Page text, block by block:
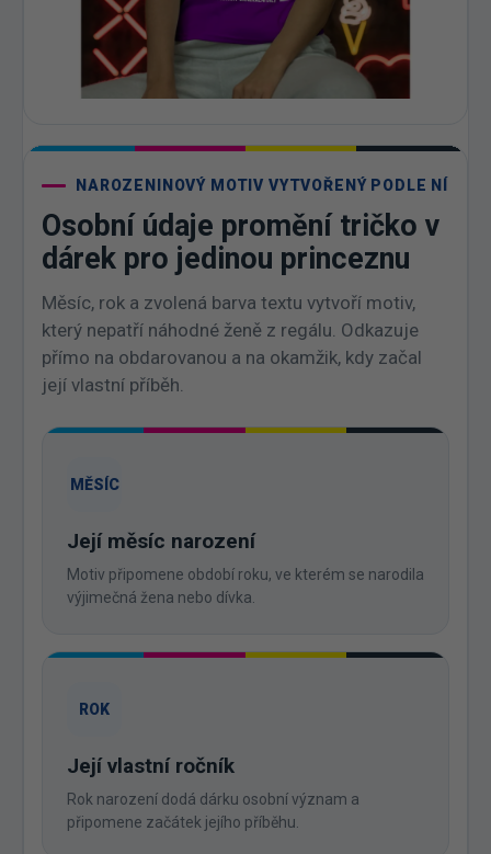
NAROZENINOVÝ MOTIV VYTVOŘENÝ PODLE NÍ
Osobní údaje promění tričko v
dárek pro jedinou princeznu
Měsíc, rok a zvolená barva textu vytvoří motiv,
který nepatří náhodné ženě z regálu. Odkazuje
přímo na obdarovanou a na okamžik, kdy začal
její vlastní příběh.
MĚSÍC
Její měsíc narození
Motiv připomene období roku, ve kterém se narodila
výjimečná žena nebo dívka.
ROK
Její vlastní ročník
Rok narození dodá dárku osobní význam a
připomene začátek jejího příběhu.